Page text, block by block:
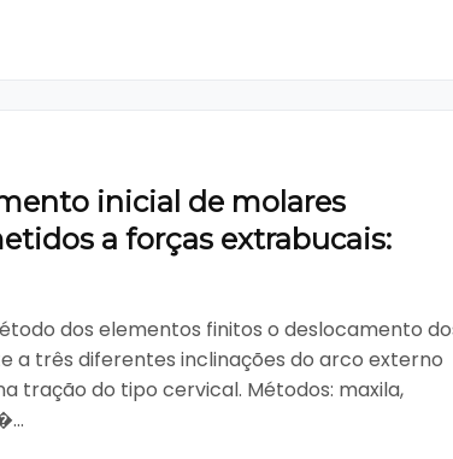
inicial de molares
a forças extrabucais:
dos elementos finitos o deslocamento
a três diferentes inclinações do arco externo
tração do tipo cervical. Métodos: maxila,